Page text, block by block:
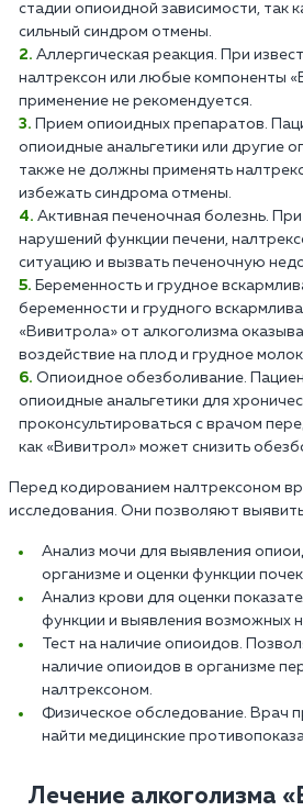
стадии опиоидной зависимости, так
сильный синдром отмены.
Аллергическая реакция. При
налтрексон или любые компоненты
применение не рекомендуется.
Прием опиоидных препаратов.
опиоидные анальгетики или другие
также не должны применять
избежать синдрома отмены.
Активная печеночная болезнь.
нарушений функции печени,
ситуацию и вызвать печеночную
Беременность и грудное
беременности и грудного
«Вивитрола» от алкоголизма
воздействие на плод и грудное
Опиоидное обезболивание.
опиоидные анальгетики для
проконсультироваться с врачом
как «Вивитрол» может снизить
Перед кодированием налтрексоном
исследования. Они позволяют
Анализ мочи для выявления
организме и оценки функции
Анализ крови для оценки
функции и выявления возможных
Тест на наличие опиоидов.
наличие опиоидов в организме
налтрексоном.
Физическое обследование. Врач
найти медицинские
Лечение алкоголизма